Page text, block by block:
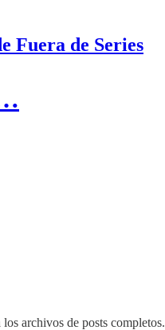
Fuera de Series
archivos de posts completos.